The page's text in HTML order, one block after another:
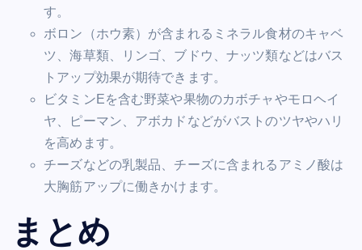
す。
ボロン（ホウ素）が含まれるミネラル食材のキャベ
ツ、海草類、リンゴ、ブドウ、ナッツ類などはバス
トアップ効果が期待できます。
ビタミンEを含む野菜や果物のカボチャやモロヘイ
ヤ、ピーマン、アボカドなどがバストのツヤやハリ
を高めます。
チーズなどの乳製品、チーズに含まれるアミノ酸は
大胸筋アップに働きかけます。
まとめ